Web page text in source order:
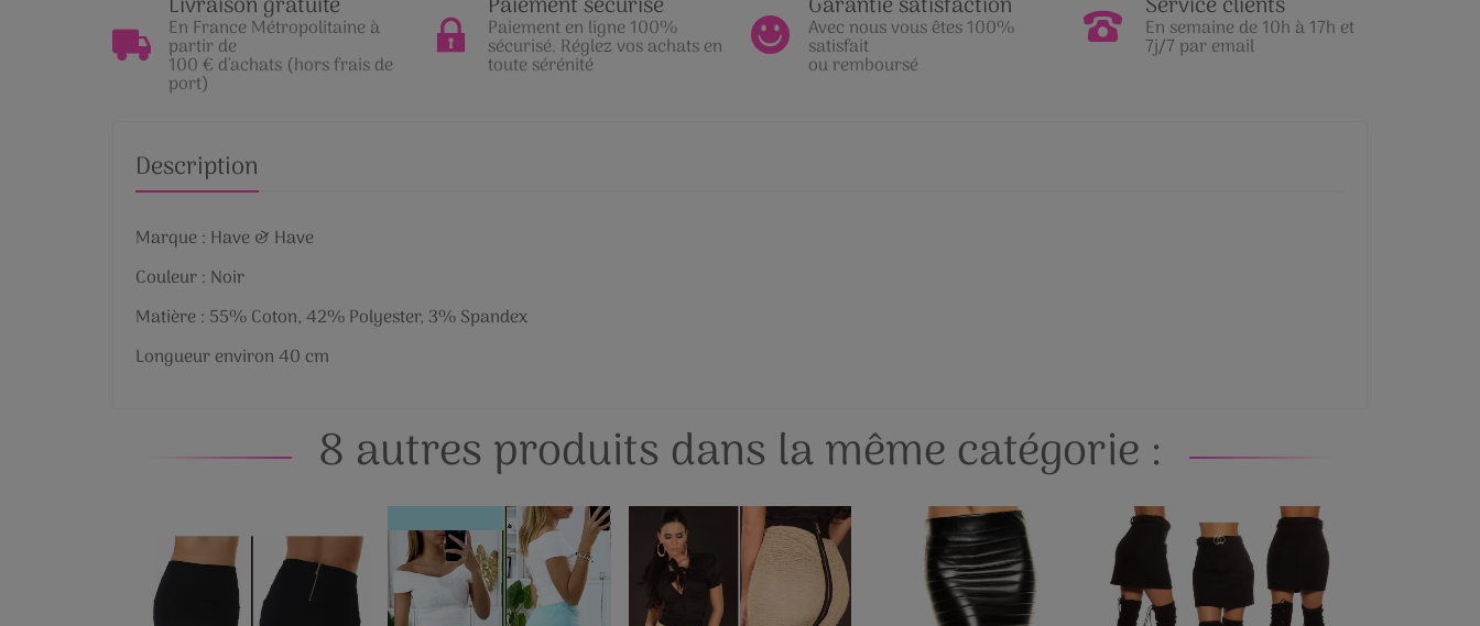
En France Métropolitaine à
partir de
100 € d'achats (hors frais de
port)
Paiement en ligne 100%
sécurisé. Réglez vos achats en
toute sérénité
Avec nous vous êtes 100%
satisfait
ou remboursé
En semaine de 10h à 17h et
7j/7 par email
Description
Marque : Have & Have
Couleur : Noir
Matière : 55% Coton, 42% Polyester, 3% Spandex
Longueur environ 40 cm
8 autres produits dans la même catégorie :